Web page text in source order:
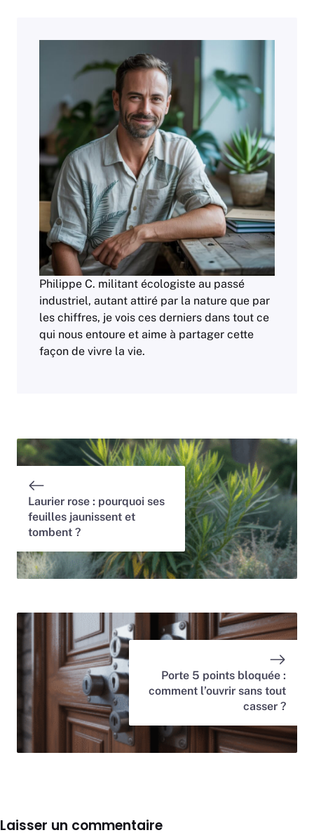
Philippe C. militant écologiste au passé
industriel, autant attiré par la nature que par
les chiffres, je vois ces derniers dans tout ce
qui nous entoure et aime à partager cette
façon de vivre la vie.
Laurier rose : pourquoi ses
feuilles jaunissent et
tombent ?
Porte 5 points bloquée :
comment l’ouvrir sans tout
casser ?
Laisser un commentaire